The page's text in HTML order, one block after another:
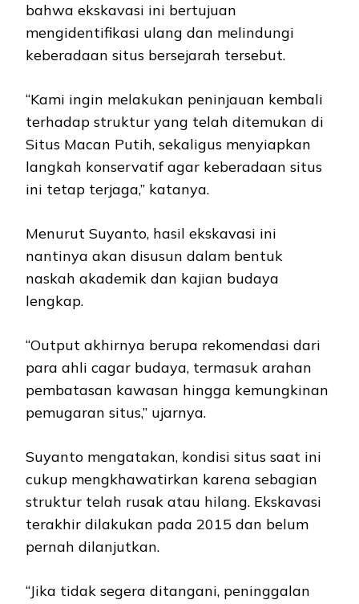
bahwa ekskavasi ini bertujuan
mengidentifikasi ulang dan melindungi
keberadaan situs bersejarah tersebut.
“Kami ingin melakukan peninjauan kembali
terhadap struktur yang telah ditemukan di
Situs Macan Putih, sekaligus menyiapkan
langkah konservatif agar keberadaan situs
ini tetap terjaga,” katanya.
Menurut Suyanto, hasil ekskavasi ini
nantinya akan disusun dalam bentuk
naskah akademik dan kajian budaya
lengkap.
“Output akhirnya berupa rekomendasi dari
para ahli cagar budaya, termasuk arahan
pembatasan kawasan hingga kemungkinan
pemugaran situs,” ujarnya.
Suyanto mengatakan, kondisi situs saat ini
cukup mengkhawatirkan karena sebagian
struktur telah rusak atau hilang. Ekskavasi
terakhir dilakukan pada 2015 dan belum
pernah dilanjutkan.
“Jika tidak segera ditangani, peninggalan